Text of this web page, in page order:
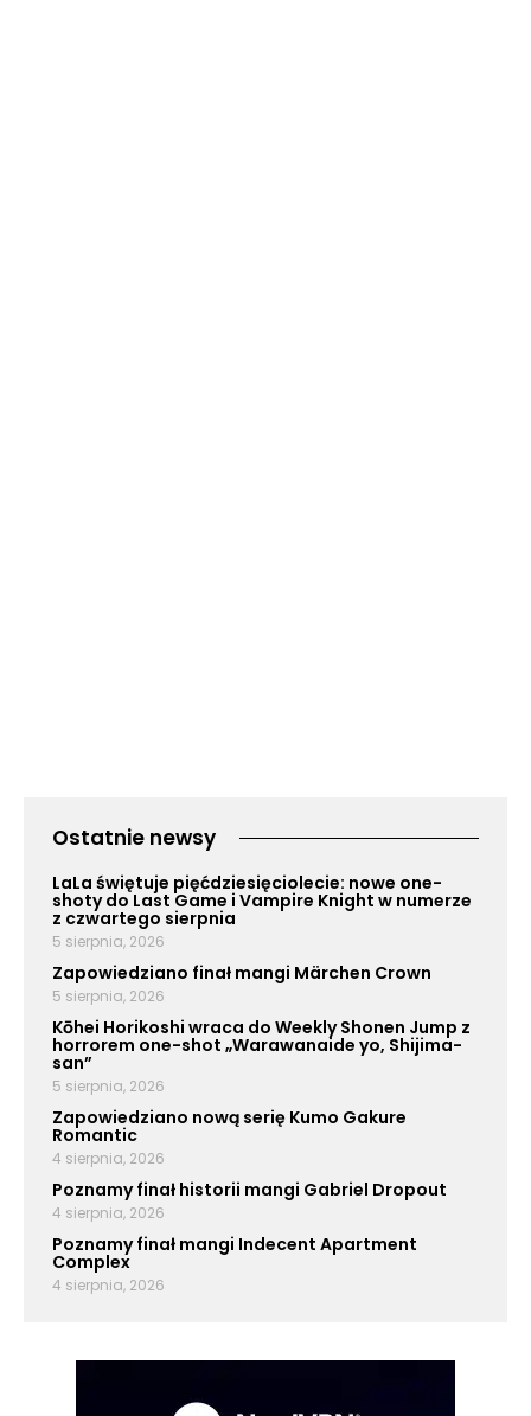
Ostatnie newsy
LaLa świętuje pięćdziesięciolecie: nowe one-
shoty do Last Game i Vampire Knight w numerze
z czwartego sierpnia
5 sierpnia, 2026
Zapowiedziano finał mangi Märchen Crown
5 sierpnia, 2026
Kōhei Horikoshi wraca do Weekly Shonen Jump z
horrorem one-shot „Warawanaide yo, Shijima-
san”
5 sierpnia, 2026
Zapowiedziano nową serię Kumo Gakure
Romantic
4 sierpnia, 2026
Poznamy finał historii mangi Gabriel Dropout
4 sierpnia, 2026
Poznamy finał mangi Indecent Apartment
Complex
4 sierpnia, 2026